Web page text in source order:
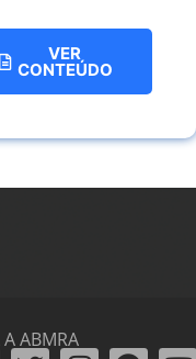
VER
CONTEÚDO
A ABMRA